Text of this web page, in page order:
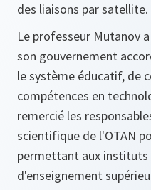
des liaisons par satellite.
Le professeur Mutanov
son gouvernement
le système éducatif, de
compétences en
remercié les
scientifique de l'OTAN
permettant aux instituts
d'enseignement